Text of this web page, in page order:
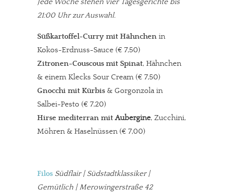
Jede Woche stehen vier Tagesgerichte bis
21:00 Uhr zur Auswahl.
Süßkartoffel-Curry mit Hähnchen in
Kokos-Erdnuss-Sauce (€ 7,50)
Zitronen-Couscous mit Spinat, Hähnchen
& einem Klecks Sour Cream (€ 7,50)
Gnocchi mit Kürbis & Gorgonzola in
Salbei-Pesto (€ 7,20)
Hirse mediterran mitAubergine, Zucchini,
Möhren & Haselnüssen (€ 7,00)
Filos Südflair | Südstadtklassiker |
Gemütlich | Merowingerstraße 42